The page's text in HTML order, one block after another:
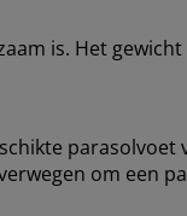
is. Het
parasolvoet
om een